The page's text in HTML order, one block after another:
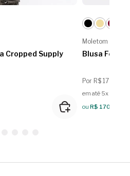
Cropped Supply
Moletom
Blusa
Por R$ 179,99
em até 5x de R$
ou R$ 170,99